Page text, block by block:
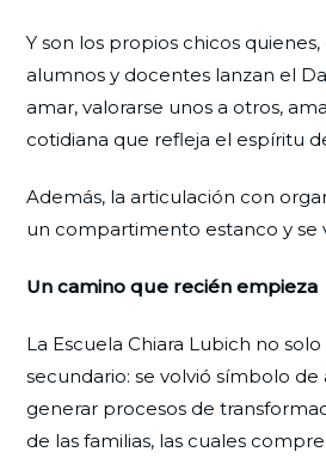
Y son los propios chicos
alumnos y docentes lanzan el
amar, valorarse unos a otros,
cotidiana que refleja el espíritu
Además, la articulación con
un compartimento estanco y se
Un camino que recién empieza
La Escuela Chiara Lubich no
secundario: se volvió símbolo
generar procesos de
de las familias, las cuales